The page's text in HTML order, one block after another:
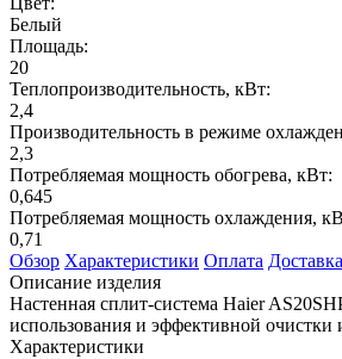
Белый
Площадь:
20
Теплопроизводительность, кВт:
2,4
Производительность в режиме
2,3
Потребляемая мощность обогрева, кВт:
0,645
Потребляемая мощность охлаждения,
0,71
Обзор Характеристики Оплата Доставка
Описание изделия
Настенная сплит-система Haier
использования и эффективной очистки
Характеристики